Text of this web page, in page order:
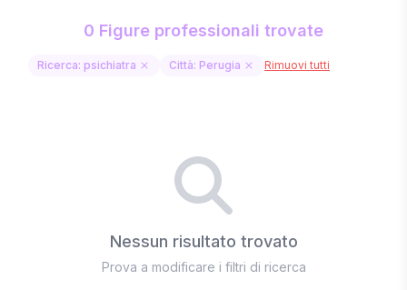
0 Figure professionali trovate
Ricerca: psichiatra Città: Perugia Rimuovi tutti
Nessun risultato trovato
Prova a modificare i filtri di ricerca